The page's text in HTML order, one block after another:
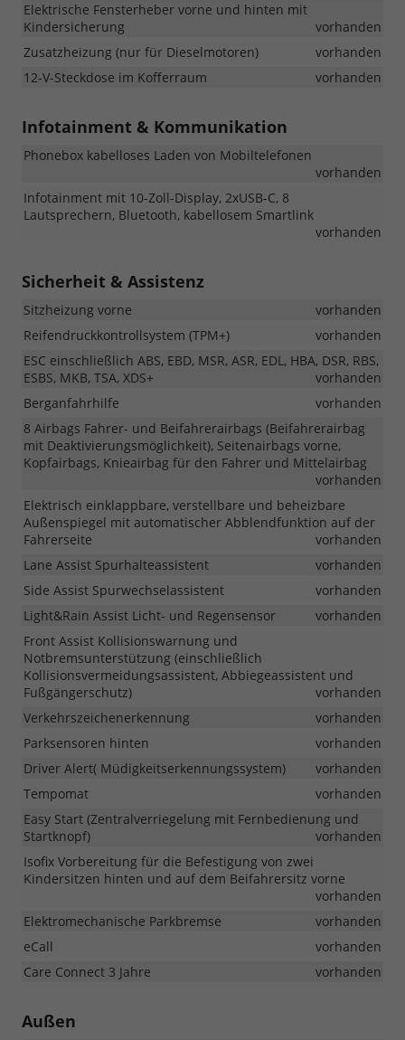
Elektrische Fensterheber vorne und hinten mit
Kindersicherung
vorhanden
Zusatzheizung (nur für Dieselmotoren)
vorhanden
12-V-Steckdose im Kofferraum
vorhanden
Infotainment & Kommunikation
Phonebox kabelloses Laden von Mobiltelefonen
vorhanden
Infotainment mit 10-Zoll-Display, 2xUSB-C, 8
Lautsprechern, Bluetooth, kabellosem Smartlink
vorhanden
Sicherheit & Assistenz
Sitzheizung vorne
vorhanden
Reifendruckkontrollsystem (TPM+)
vorhanden
ESC einschließlich ABS, EBD, MSR, ASR, EDL, HBA, DSR, RBS,
ESBS, MKB, TSA, XDS+
vorhanden
Berganfahrhilfe
vorhanden
8 Airbags Fahrer- und Beifahrerairbags (Beifahrerairbag
mit Deaktivierungsmöglichkeit), Seitenairbags vorne,
Kopfairbags, Knieairbag für den Fahrer und Mittelairbag
vorhanden
Elektrisch einklappbare, verstellbare und beheizbare
Außenspiegel mit automatischer Abblendfunktion auf der
Fahrerseite
vorhanden
Lane Assist Spurhalteassistent
vorhanden
Side Assist Spurwechselassistent
vorhanden
Light&Rain Assist Licht- und Regensensor
vorhanden
Front Assist Kollisionswarnung und
Notbremsunterstützung (einschließlich
Kollisionsvermeidungsassistent, Abbiegeassistent und
Fußgängerschutz)
vorhanden
Verkehrszeichenerkennung
vorhanden
Parksensoren hinten
vorhanden
Driver Alert( Müdigkeitserkennungssystem)
vorhanden
Tempomat
vorhanden
Easy Start (Zentralverriegelung mit Fernbedienung und
Startknopf)
vorhanden
Isofix Vorbereitung für die Befestigung von zwei
Kindersitzen hinten und auf dem Beifahrersitz vorne
vorhanden
Elektromechanische Parkbremse
vorhanden
eCall
vorhanden
Care Connect 3 Jahre
vorhanden
Außen